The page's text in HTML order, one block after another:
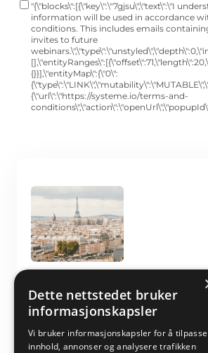
"{\"blocks\":[{\"key\":\"7gjsu\",\"text\":\"I
information will be used in accordance
conditions. This includes emails
invites to future
{}}],\"entityMap\":{\"0\":
{\"url\":\"https://systeme.io/terms-and-
Your trip
Ten days in London, UK
4.88(455 reviews)
Dette nettstedet bruker
informasjonskapsler
Vi bruker informasjonskapsler for å tilpasse
innhold, annonser og analysere trafikken